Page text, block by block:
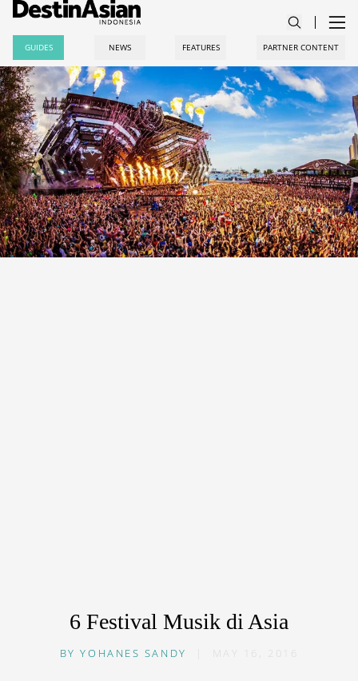
GUIDES NEWS FEATURES PARTNER CONTENT
6 Festival Musik di Asia
BYYOHANES SANDY MAY 16, 2016